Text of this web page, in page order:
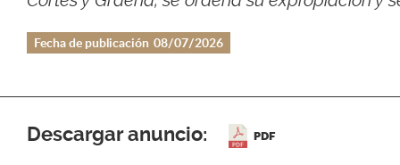
Fecha de publicación 08/07/2026
Descargar anuncio: PDF